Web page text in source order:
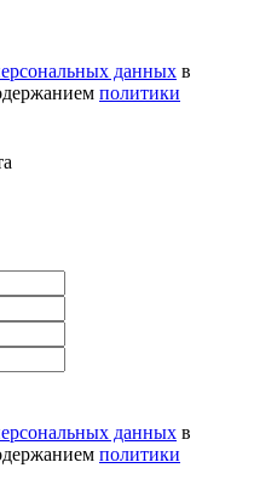
данных в
политики
данных в
политики